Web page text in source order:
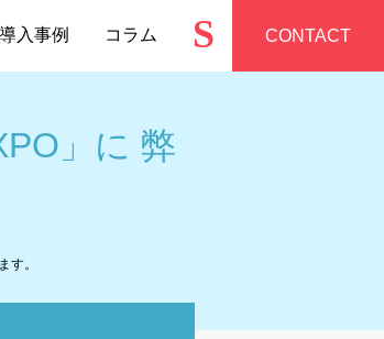
導入事例 コラム S CONTACT
」に 弊
す。